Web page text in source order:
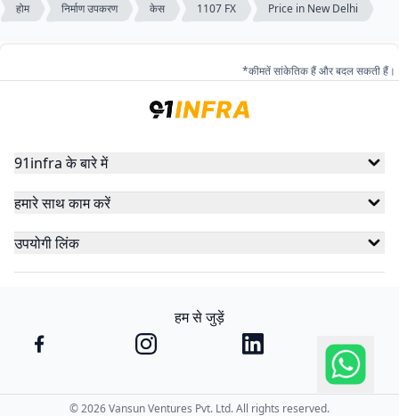
होम निर्माण उपकरण केस 1107 FX Price in New Delhi
*कीमतें सांकेतिक हैं और बदल सकती हैं।
91infra के बारे में
हमारे साथ काम करें
उपयोगी लिंक
हम से जुड़ें
©2026Vansun Ventures Pvt. Ltd. All rights reserved.